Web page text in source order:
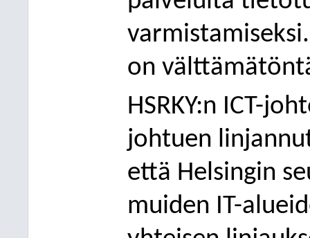
on
HSRKY:n ICT-
johtuen
että Helsingin
muiden IT-